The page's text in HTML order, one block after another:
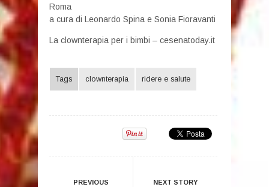
Roma
a cura di Leonardo Spina e Sonia Fioravanti
La clownterapia per i bimbi – cesenatoday.it
Tags clownterapia ridere e salute
PREVIOUS
NEXT STORY